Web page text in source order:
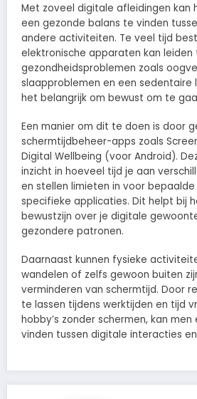
Met zoveel digitale afleidingen kan
een gezonde balans te vinden
andere activiteiten. Te veel tijd
elektronische apparaten kan leiden
gezondheidsproblemen zoals
slaapproblemen en een sedentaire
het belangrijk om bewust om te
Een manier om dit te doen is door
schermtijdbeheer-apps zoals
Digital Wellbeing (voor Android).
inzicht in hoeveel tijd je aan
en stellen limieten in voor
specifieke applicaties. Dit helpt bij
bewustzijn over je digitale
gezondere patronen.
Daarnaast kunnen fysieke
wandelen of zelfs gewoon buiten
verminderen van schermtijd. Door
te lassen tijdens werktijden en tijd
hobby’s zonder schermen, kan
vinden tussen digitale interacties